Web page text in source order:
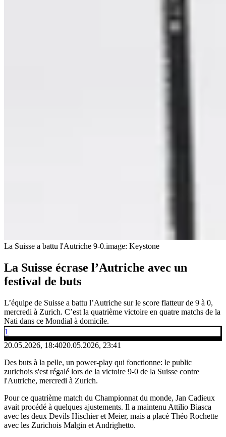
La Suisse a battu l'Autriche 9-0.image: Keystone
La Suisse écrase l’Autriche avec un
festival de buts
L’équipe de Suisse a battu l’Autriche sur le score flatteur de 9 à 0,
mercredi à Zurich. C’est la quatrième victoire en quatre matchs de la
Nati dans ce Mondial à domicile.
1
20.05.2026, 18:4020.05.2026, 23:41
Des buts à la pelle, un power-play qui fonctionne: le public
zurichois s'est régalé lors de la victoire 9-0 de la Suisse contre
l'Autriche, mercredi à Zurich.
Pour ce quatrième match du Championnat du monde, Jan Cadieux
avait procédé à quelques ajustements. Il a maintenu Attilio Biasca
avec les deux Devils Hischier et Meier, mais a placé Théo Rochette
avec les Zurichois Malgin et Andrighetto.